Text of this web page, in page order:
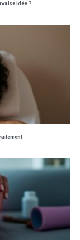
idée ?